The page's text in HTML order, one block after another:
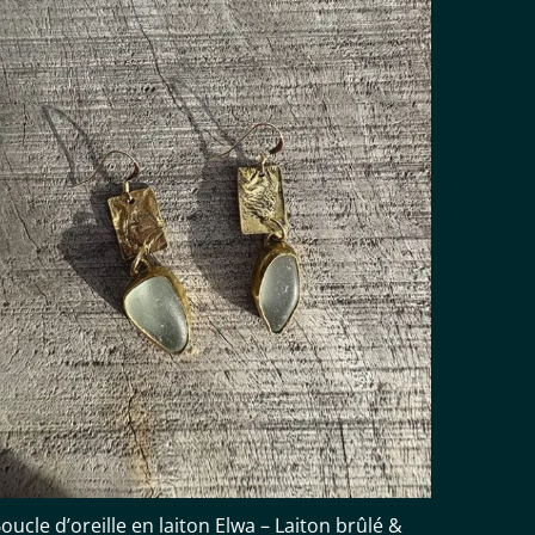
d’oreille en laiton Elwa – Laiton brûlé &